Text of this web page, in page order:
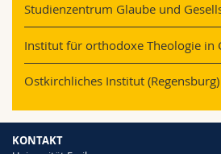
Studienzentrum Glaube und
Institut für orthodoxe Theologie in
Ostkirchliches Institut (Regensburg)
KONTAKT